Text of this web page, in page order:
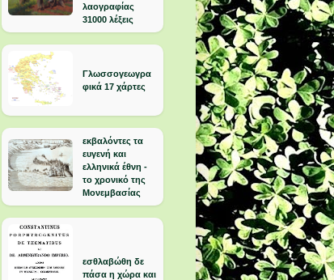
λαογραφίας
31000 λέξεις
Γλωσσογεωγρα
φικά 17 χάρτες
εκβαλόντες τα
ευγενή και
ελληνικά έθνη -
το χρονικό της
Μονεμβασίας
εσθλαβώθη δε
πάσα η χώρα και